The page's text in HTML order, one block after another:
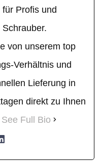
Profis und
von unserem top
Verhältnis und
Lieferung in
direkt zu Ihnen
See Full Bio